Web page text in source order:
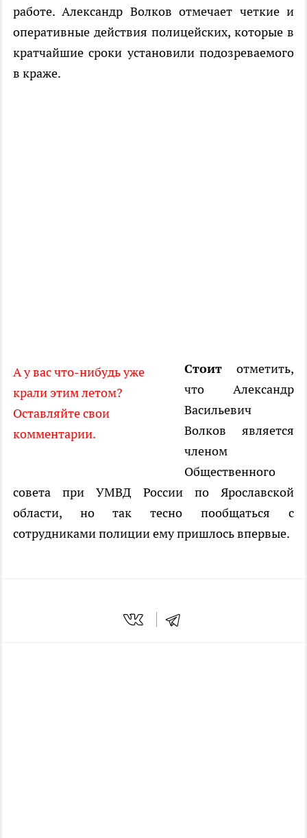
работе. Александр Волков отмечает четкие и
оперативные действия полицейских, которые в
кратчайшие сроки установили подозреваемого
в краже.
А у вас что-нибудь уже
крали этим летом?
Оставляйте свои
комментарии.
Стоит отметить,
что Александр
Васильевич
Волков является
членом
Общественного
совета при УМВД России по Ярославской
области, но так тесно пообщаться с
сотрудниками полиции ему пришлось впервые.